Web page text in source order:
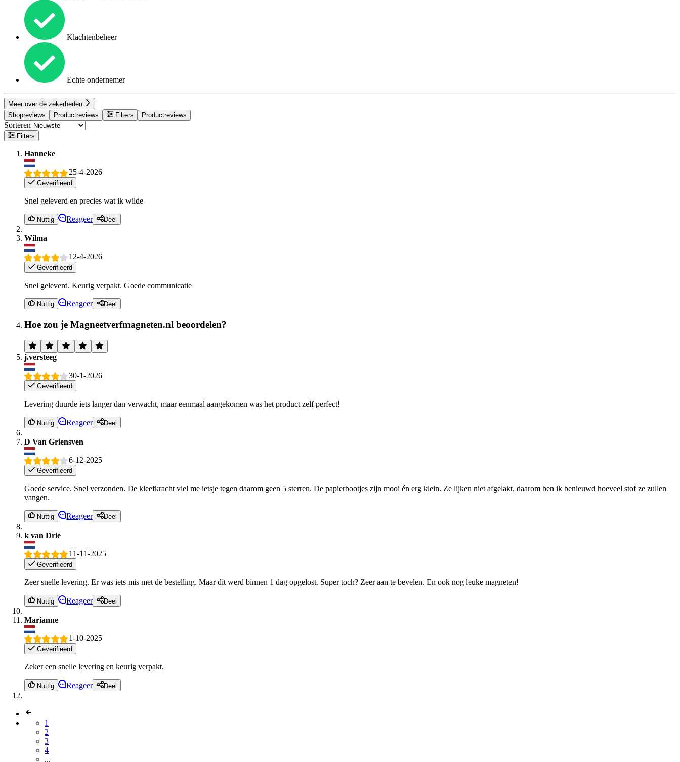
Klachtenbeheer
Echte ondernemer
Meer over de zekerheden
Shopreviews
Productreviews Filters Productreviews
Sorteren
Filters
Hanneke
25-4-2026
Geverifieerd
Snel geleverd en precies wat ik wilde
Nuttig Reageer Deel
Wilma
12-4-2026
Geverifieerd
Snel geleverd. Keurig verpakt. Goede communicatie
Nuttig Reageer Deel
Hoe zou je Magneetverfmagneten.nl beoordelen?
j.versteeg
30-1-2026
Geverifieerd
Levering duurde iets langer dan verwacht, maar eenmaal aangekomen was het product zelf perfect!
Nuttig Reageer Deel
D Van Griensven
6-12-2025
Geverifieerd
Goede service. Snel verzonden. De kleefkracht viel me ietsje tegen daarom geen 5 sterren. De papierbootjes zijn mooi én erg klein. Ze lijken niet afgelakt, daarom ben ik benieuwd hoeveel stof ze zullen
vangen.
Nuttig Reageer Deel
k van Drie
11-11-2025
Geverifieerd
Zeer snelle levering. Er was iets mis met de bestelling. Maar dit werd binnen 1 dag opgelost. Super toch? Zeer aan te bevelen. En ook nog leuke magneten!
Nuttig Reageer Deel
Marianne
1-10-2025
Geverifieerd
Zeker een snelle levering en keurig verpakt.
Nuttig Reageer Deel
1
2
3
4
...